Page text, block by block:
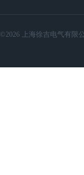
©2026 上海徐吉电气有限